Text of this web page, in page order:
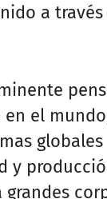
a
en el
y